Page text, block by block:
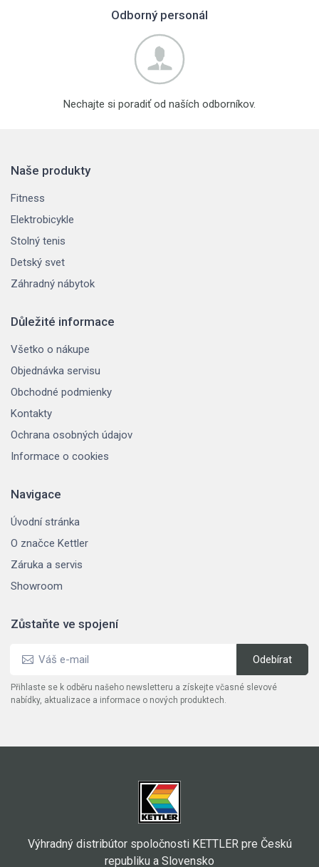
Odborný personál
Nechajte si poradiť od naších odborníkov.
Naše produkty
Fitness
Elektrobicykle
Stolný tenis
Detský svet
Záhradný nábytok
Důležité informace
Všetko o nákupe
Objednávka servisu
Obchodné podmienky
Kontakty
Ochrana osobných údajov
Informace o cookies
Navigace
Úvodní stránka
O značce Kettler
Záruka a servis
Showroom
Zůstaňte ve spojení
Přihlaste se k odběru našeho newsletteru a získejte včasné slevové
nabídky, aktualizace a informace o nových produktech.
Výhradný distribútor spoločnosti KETTLER pre Českú
republiku a Slovensko